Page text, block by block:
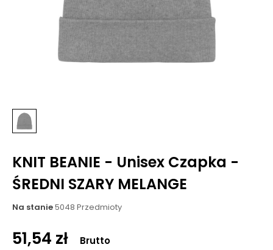
KNIT BEANIE - Unisex Czapka -
ŚREDNI SZARY MELANGE
Na stanie5048 Przedmioty
51,54 zł Brutto